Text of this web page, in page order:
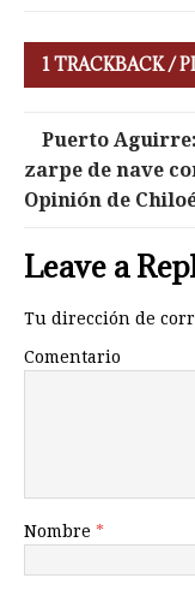
1 TRACKBACK /
Puerto
zarpe de nave
Opinión de
Leave a
Tu dirección de
Comentario
Nombre *